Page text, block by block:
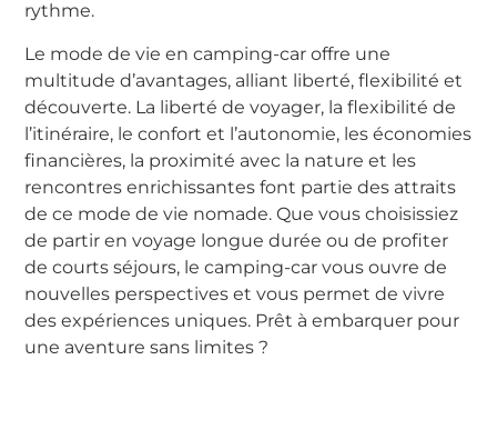
rythme.
Le mode de vie en camping-car offre une
multitude d’avantages, alliant liberté, flexibilité et
découverte. La liberté de voyager, la flexibilité de
l’itinéraire, le confort et l’autonomie, les économies
financières, la proximité avec la nature et les
rencontres enrichissantes font partie des attraits
de ce mode de vie nomade. Que vous choisissiez
de partir en voyage longue durée ou de profiter
de courts séjours, le camping-car vous ouvre de
nouvelles perspectives et vous permet de vivre
des expériences uniques. Prêt à embarquer pour
une aventure sans limites ?